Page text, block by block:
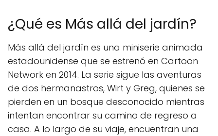
¿Qué es Más allá del jardín?
Más allá del jardín es una miniserie animada
estadounidense que se estrenó en Cartoon
Network en 2014. La serie sigue las aventuras
de dos hermanastros, Wirt y Greg, quienes se
pierden en un bosque desconocido mientras
intentan encontrar su camino de regreso a
casa. A lo largo de su viaje, encuentran una